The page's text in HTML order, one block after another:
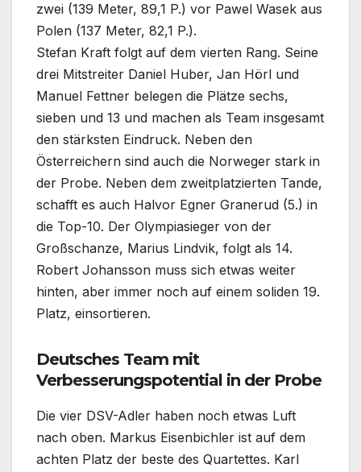
zwei (139 Meter, 89,1 P.) vor Pawel Wasek aus
Polen (137 Meter, 82,1 P.).
Stefan Kraft folgt auf dem vierten Rang. Seine
drei Mitstreiter Daniel Huber, Jan Hörl und
Manuel Fettner belegen die Plätze sechs,
sieben und 13 und machen als Team insgesamt
den stärksten Eindruck. Neben den
Österreichern sind auch die Norweger stark in
der Probe. Neben dem zweitplatzierten Tande,
schafft es auch Halvor Egner Granerud (5.) in
die Top-10. Der Olympiasieger von der
Großschanze, Marius Lindvik, folgt als 14.
Robert Johansson muss sich etwas weiter
hinten, aber immer noch auf einem soliden 19.
Platz, einsortieren.
Deutsches Team mit
Verbesserungspotential in der Probe
Die vier DSV-Adler haben noch etwas Luft
nach oben. Markus Eisenbichler ist auf dem
achten Platz der beste des Quartettes. Karl